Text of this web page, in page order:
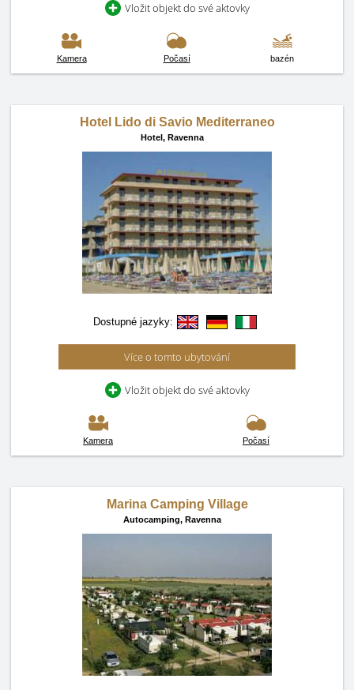
Vložit objekt do své aktovky
Kamera Počasí bazén
Hotel Lido di Savio Mediterraneo
Hotel, Ravenna
Dostupné jazyky:
Více o tomto ubytování
Vložit objekt do své aktovky
Kamera Počasí
Marina Camping Village
Autocamping, Ravenna